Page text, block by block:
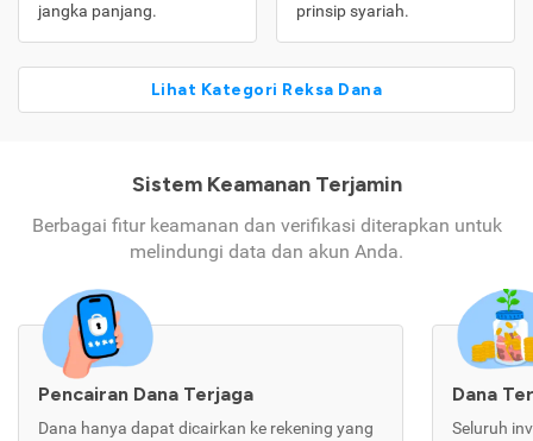
jangka panjang.
prinsip syariah.
Lihat Kategori Reksa Dana
Sistem Keamanan Terjamin
Berbagai fitur keamanan dan verifikasi diterapkan untuk
melindungi data dan akun Anda.
Pencairan Dana Terjaga
Dana hanya dapat dicairkan ke rekening yang
Dana
Seluruh